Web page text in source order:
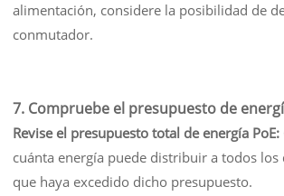
alimentación, considere la posibilidad de
conmutador.
7. Compruebe el presupuesto de
Revise el presupuesto total de energía PoE:
cuánta energía puede distribuir a todos
que haya excedido dicho presupuesto.